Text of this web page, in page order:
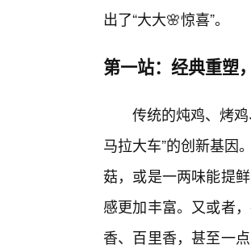
出了“大大🌸惊喜”。
第一站：经典重塑
传统的炖鸡、烤
马拉大车”的创新基因
菇，或是一两味能提
感更加丰富。又或者
香、百里香，甚至一